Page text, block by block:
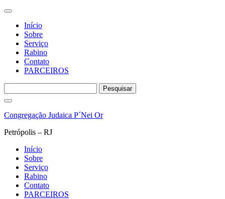
Início
Sobre
Serviço
Rabino
Contato
PARCEIROS
por:
Pular
o
Congregação Judaica P´Nei Or
Petrópolis – RJ
Início
Sobre
Serviço
Rabino
Contato
PARCEIROS